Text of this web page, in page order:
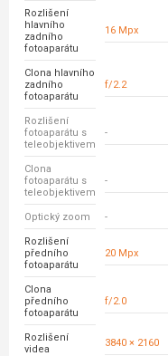
Rozlišení
hlavního
zadního
fotoaparátu
16 Mpx
Clona hlavního
zadního
fotoaparátu
f/2.2
Rozlišení
fotoaparátu s
teleobjektivem
-
Clona
fotoaparátu s
teleobjektivem
-
Optický zoom -
Rozlišení
předního
fotoaparátu
20 Mpx
Clona
předního
fotoaparátu
f/2.0
Rozlišení
videa
3840 × 2160